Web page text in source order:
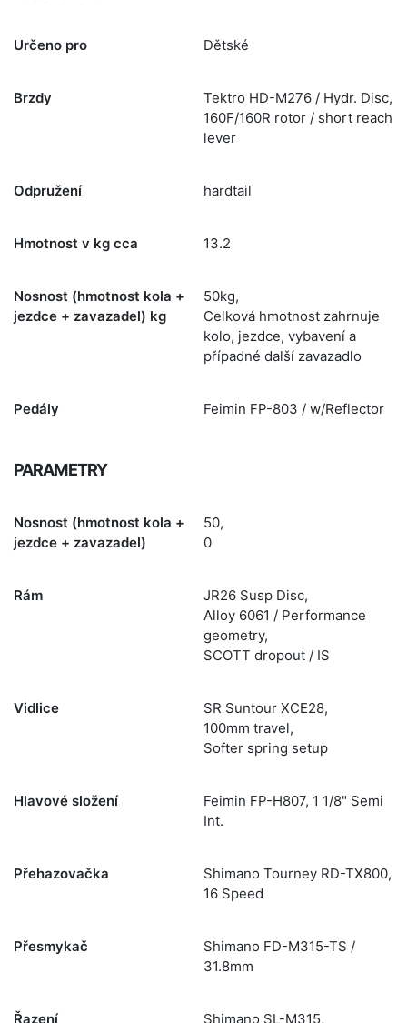
Určeno pro Dětské
Brzdy
Tektro HD-M276 / Hydr. Disc,
160F/160R rotor / short reach
lever
Odpružení hardtail
Hmotnost v kg cca 13.2
Nosnost (hmotnost kola +
jezdce + zavazadel) kg
50kg,
Celková hmotnost zahrnuje
kolo, jezdce, vybavení a
případné další zavazadlo
Pedály Feimin FP-803 / w/Reflector
PARAMETRY
Nosnost (hmotnost kola +
jezdce + zavazadel)
50,
0
Rám
JR26 Susp Disc,
Alloy 6061 / Performance
geometry,
SCOTT dropout / IS
Vidlice
SR Suntour XCE28,
100mm travel,
Softer spring setup
Hlavové složení
Feimin FP-H807, 1 1/8" Semi
Int.
Přehazovačka
Shimano Tourney RD-TX800,
16 Speed
Přesmykač
Shimano FD-M315-TS /
31.8mm
Řazení Shimano SL-M315,